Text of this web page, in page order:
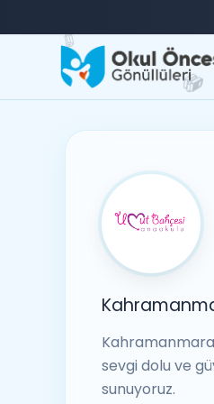
✏️
📚
sevgi dolu ve
sunuyoruz.